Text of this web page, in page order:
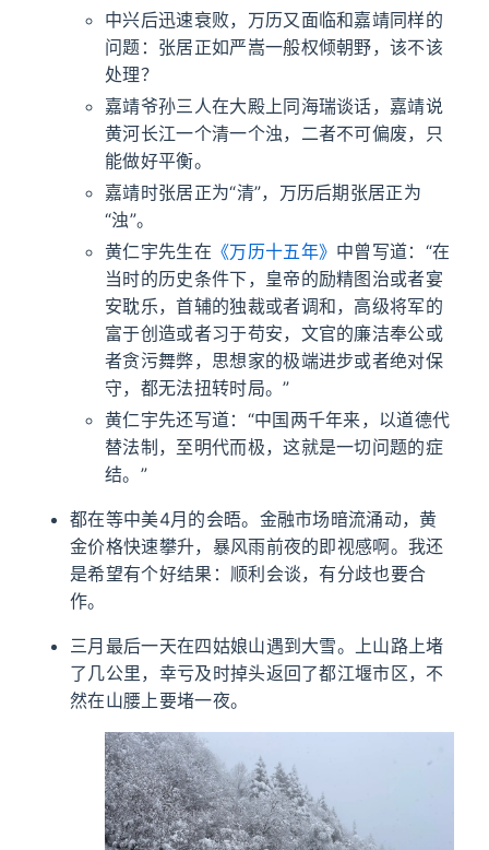
中兴后迅速衰败，万历又面临和嘉靖同样的
问题：张居正如严嵩一般权倾朝野，该不该
处理？
嘉靖爷孙三人在大殿上同海瑞谈话，嘉靖说
黄河长江一个清一个浊，二者不可偏废，只
能做好平衡。
嘉靖时张居正为“清”，万历后期张居正为
“浊”。
黄仁宇先生在 《万历十五年》 中曾写道：“在
当时的历史条件下，皇帝的励精图治或者宴
安耽乐，首辅的独裁或者调和，高级将军的
富于创造或者习于苟安，文官的廉洁奉公或
者贪污舞弊，思想家的极端进步或者绝对保
守，都无法扭转时局。”
黄仁宇先还写道：“中国两千年来，以道德代
替法制，至明代而极，这就是一切问题的症
结。”
都在等中美4月的会晤。金融市场暗流涌动，黄
金价格快速攀升，暴风雨前夜的即视感啊。我还
是希望有个好结果：顺利会谈，有分歧也要合
作。
三月最后一天在四姑娘山遇到大雪。上山路上堵
了几公里，幸亏及时掉头返回了都江堰市区，不
然在山腰上要堵一夜。